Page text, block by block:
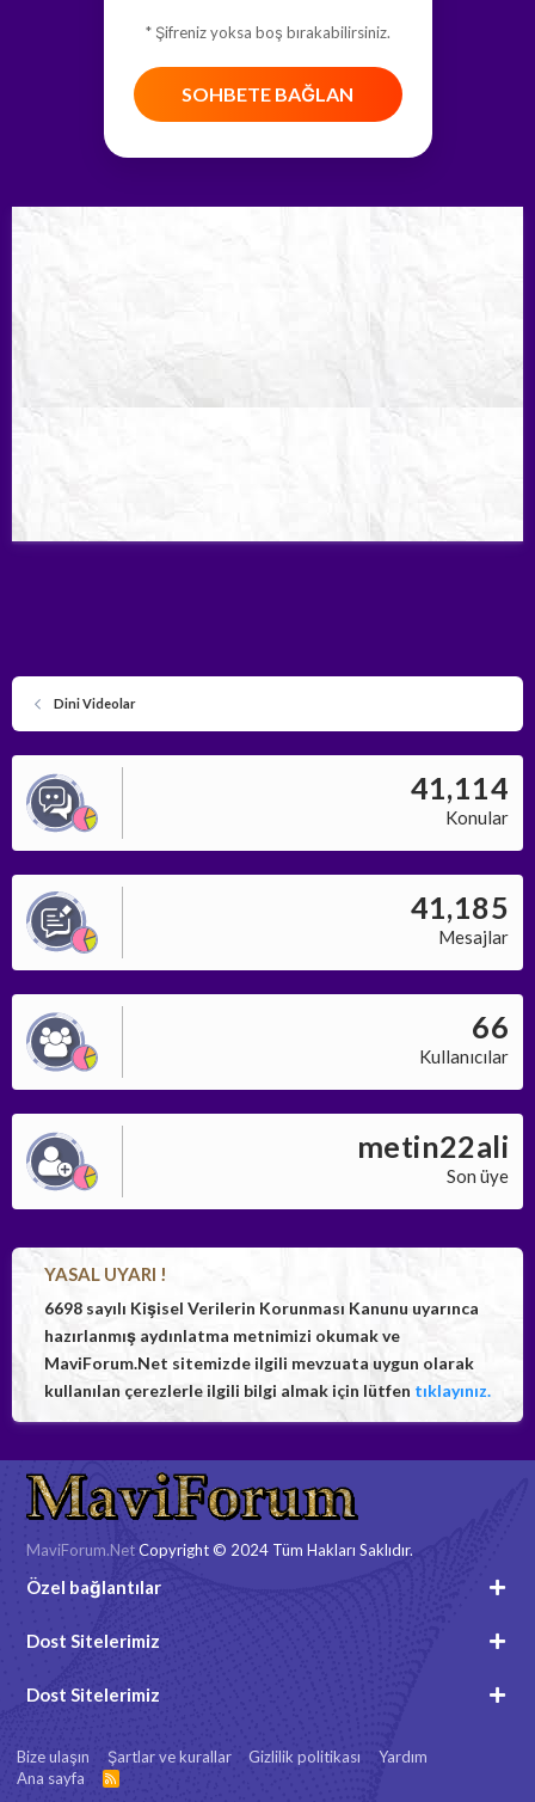
* Şifreniz yoksa boş bırakabilirsiniz.
SOHBETE BAĞLAN
Dini Videolar
41,114
Konular
41,185
Mesajlar
66
Kullanıcılar
metin22ali
Son üye
YASAL UYARI !
6698 sayılı Kişisel Verilerin Korunması Kanunu uyarınca
hazırlanmış aydınlatma metnimizi okumak ve
MaviForum.Net sitemizde ilgili mevzuata uygun olarak
kullanılan çerezlerle ilgili bilgi almak için lütfen tıklayınız.
MaviForum.NetCopyright © 2024 Tüm Hakları Saklıdır.
Özel bağlantılar
Dost Sitelerimiz
Dost Sitelerimiz
Bize ulaşın Şartlar ve kurallar Gizlilik politikası
Yardım
Ana sayfa
R